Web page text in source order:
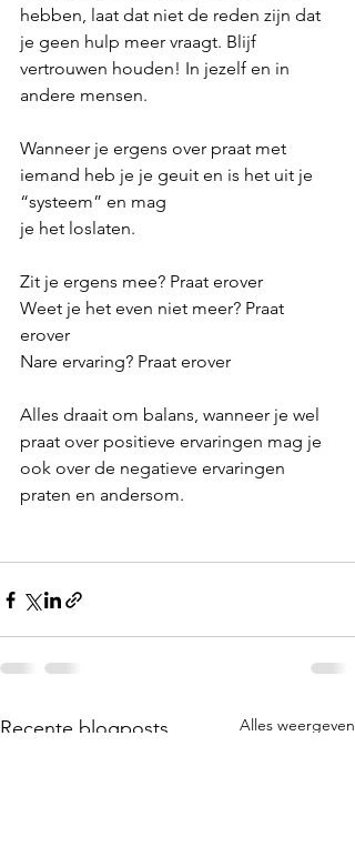
hebben, laat dat niet de reden zijn dat
je geen hulp meer vraagt. Blijf
vertrouwen houden! In jezelf en in
andere mensen.
Wanneer je ergens over praat met
iemand heb je je geuit en is het uit je
“systeem” en mag
je het loslaten.
Zit je ergens mee? Praat erover
Weet je het even niet meer? Praat
erover
Nare ervaring? Praat erover
Alles draait om balans, wanneer je wel
praat over positieve ervaringen mag je
ook over de negatieve ervaringen
praten en andersom.
Recente blogposts Alles weergeven